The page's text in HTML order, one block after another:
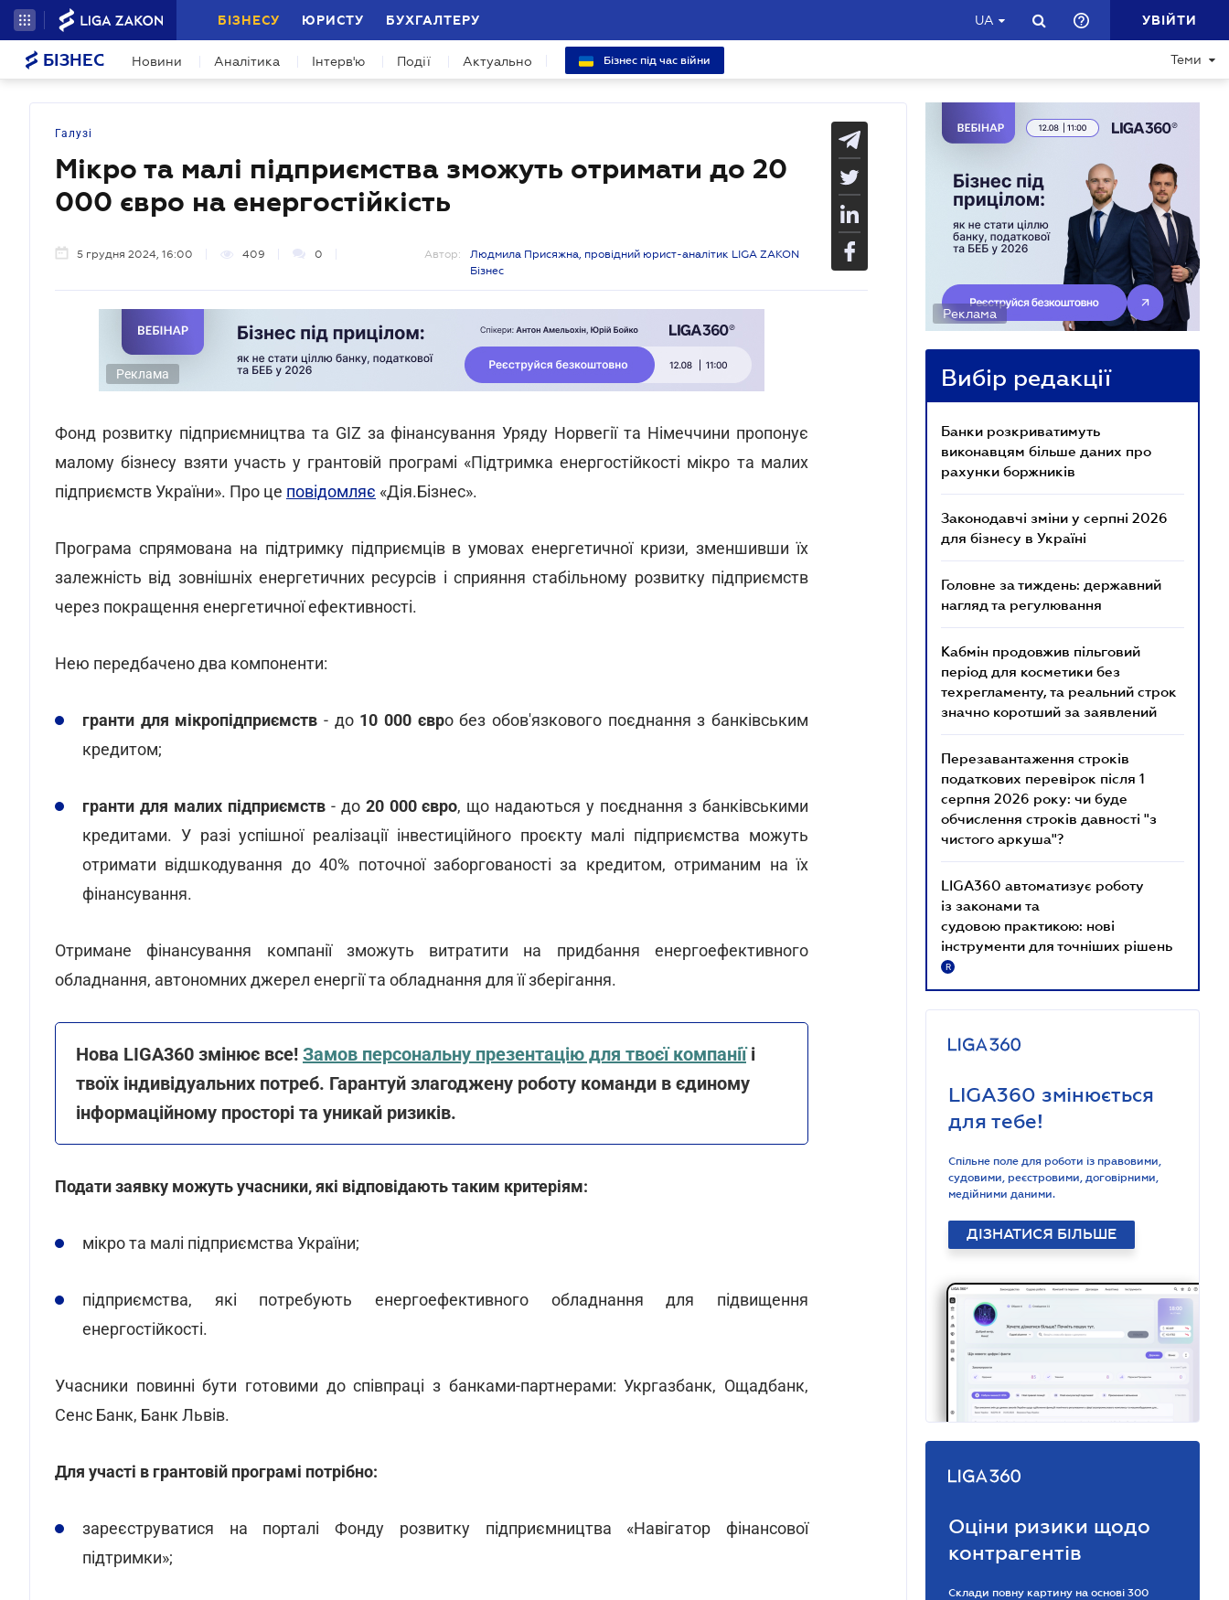
БІЗНЕСУ ЮРИСТУ БУХГАЛТЕРУ UA УВІЙТИ
БІЗНЕС Новини Аналітика Інтерв'ю Події Актуально Бізнес під час війни Теми
Галузі
Мікро та малі підприємства зможуть отримати до 20
000 євро на енергостійкість
5 грудня 2024, 16:00 409 0 Автор:
Людмила Присяжна, провідний юрист-аналітик LIGA ZAKON
Бізнес
Реклама
Фонд розвитку підприємництва та GIZ за фінансування Уряду Норвегії та Німеччини пропонує
малому бізнесу взяти участь у грантовій програмі «Підтримка енергостійкості мікро та малих
підприємств України». Про це повідомляє «Дія.Бізнес».
Програма спрямована на підтримку підприємців в умовах енергетичної кризи, зменшивши їх
залежність від зовнішніх енергетичних ресурсів і сприяння стабільному розвитку підприємств
через покращення енергетичної ефективності.
Нею передбачено два компоненти:
гранти для мікропідприємств - до 10 000 євро без обов'язкового поєднання з банківським
кредитом;
гранти для малих підприємств- до 20 000 євро, що надаються у поєднання з банківськими
кредитами. У разі успішної реалізації інвестиційного проєкту малі підприємства можуть
отримати відшкодування до 40% поточної заборгованості за кредитом, отриманим на їх
фінансування.
Отримане фінансування компанії зможуть витратити на придбання енергоефективного
обладнання, автономних джерел енергії та обладнання для її зберігання.
Нова LIGA360 змінює все! Замов персональну презентацію для твоєї компаніїі
твоїх індивідуальних потреб. Гарантуй злагоджену роботу команди в єдиному
інформаційному просторі та уникай ризиків.
Подати заявку можуть учасники, які відповідають таким критеріям:
мікро та малі підприємства України;
підприємства, які потребують енергоефективного обладнання для підвищення
енергостійкості.
Учасники повинні бути готовими до співпраці з банками-партнерами: Укргазбанк, Ощадбанк,
Сенс Банк, Банк Львів.
Для участі в грантовій програмі потрібно:
зареєструватися на порталі Фонду розвитку підприємництва «Навігатор фінансової
підтримки»;
Реклама
Вибір редакції
Банки розкриватимуть
виконавцям більше даних про
рахунки боржників
Законодавчі зміни у серпні 2026
для бізнесу в Україні
Головне за тиждень: державний
нагляд та регулювання
Кабмін продовжив пільговий
період для косметики без
техрегламенту, та реальний строк
значно коротший за заявлений
Перезавантаження строків
податкових перевірок після 1
серпня 2026 року: чи буде
обчислення строків давності "з
чистого аркуша"?
LIGA360 автоматизує роботу
із законами та
судовою практикою: нові
інструменти для точніших рішень
R
LIGA360 змінюється
для тебе!
Спільне поле для роботи із правовими,
судовими, реєстровими, договірними,
медійними даними.
ДІЗНАТИСЯ БІЛЬШЕ
Оціни ризики щодо
контрагентів
Склади повну картину на основі 300